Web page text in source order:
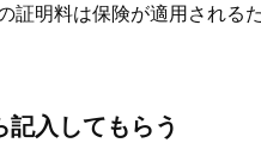
証明料は保険が適用される
入してもらう